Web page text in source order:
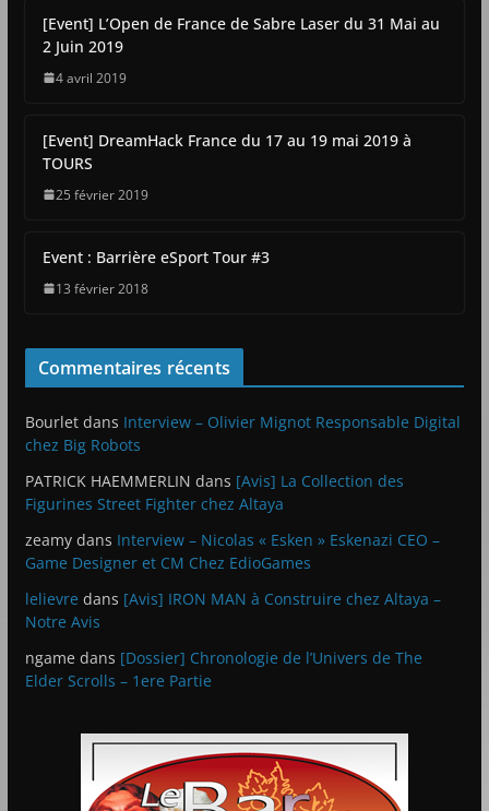
[Event] L’Open de France de Sabre Laser du 31 Mai au
2 Juin 2019
4 avril 2019
[Event] DreamHack France du 17 au 19 mai 2019 à
TOURS
25 février 2019
Event : Barrière eSport Tour #3
13 février 2018
Commentaires récents
Bourletdans Interview – Olivier Mignot Responsable Digital
chez Big Robots
PATRICK HAEMMERLIN dans [Avis] La Collection des
Figurines Street Fighter chez Altaya
zeamydans Interview – Nicolas « Esken » Eskenazi CEO –
Game Designer et CM Chez EdioGames
lelievre dans [Avis] IRON MAN à Construire chez Altaya –
Notre Avis
ngame dans [Dossier] Chronologie de l’Univers de The
Elder Scrolls – 1ere Partie